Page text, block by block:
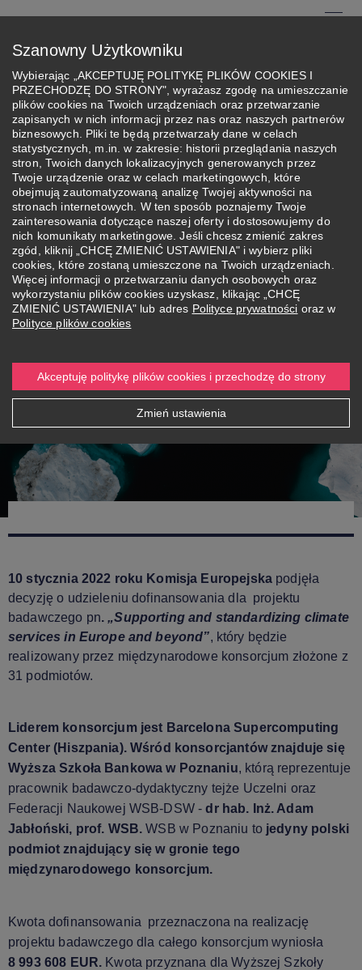
treści
Szukaj
Aktualności
Prof. Adam Jabłoński
kierownikiem nowego
grantu przyznanego w
ramach programu
HORYZONT 2021-2027
13 stycznia 2022
10 stycznia 2022 roku Komisja Europejska podjęła
decyzję o udzieleniu dofinansowania dla projektu
badawczego pn.„Supporting and standardizing climate
services in Europe and beyond”, który będzie
realizowany przez międzynarodowe konsorcjum złożone z
31 podmiotów.
Liderem konsorcjum jest Barcelona Supercomputing
Center (Hiszpania). Wśród konsorcjantów znajduje się
Wyższa Szkoła Bankowa w Poznaniu, którą reprezentuje
pracownik badawczo-dydaktyczny tejże Uczelni oraz
Federacji Naukowej WSB-DSW -dr hab. Inż. Adam
Jabłoński, prof. WSB. WSB w Poznaniu to jedyny polski
podmiot znajdujący się w gronie tego
międzynarodowego konsorcjum.
Kwota dofinansowania przeznaczona na realizację
projektu badawczego dla całego konsorcjum wyniosła
8 993 608 EUR. Kwota przyznana dla Wyższej Szkoły
Szanowny Użytkowniku
Wybierając „AKCEPTUJĘ POLITYKĘ PLIKÓW COOKIES I
PRZECHODZĘ DO STRONY", wyrażasz zgodę na umieszczanie
plików cookies na Twoich urządzeniach oraz przetwarzanie
zapisanych w nich informacji przez nas oraz naszych partnerów
biznesowych. Pliki te będą przetwarzały dane w celach
statystycznych, m.in. w zakresie: historii przeglądania naszych
stron, Twoich danych lokalizacyjnych generowanych przez
Twoje urządzenie oraz w celach marketingowych, które
obejmują zautomatyzowaną analizę Twojej aktywności na
stronach internetowych. W ten sposób poznajemy Twoje
zainteresowania dotyczące naszej oferty i dostosowujemy do
nich komunikaty marketingowe. Jeśli chcesz zmienić zakres
zgód, kliknij „CHCĘ ZMIENIĆ USTAWIENIA" i wybierz pliki
cookies, które zostaną umieszczone na Twoich urządzeniach.
Więcej informacji o przetwarzaniu danych osobowych oraz
wykorzystaniu plików cookies uzyskasz, klikając „CHCĘ
ZMIENIĆ USTAWIENIA" lub adres Polityce prywatności oraz w
Polityce plików cookies
Zmień ustawienia
Akceptuję politykę plików cookies i przechodzę do strony